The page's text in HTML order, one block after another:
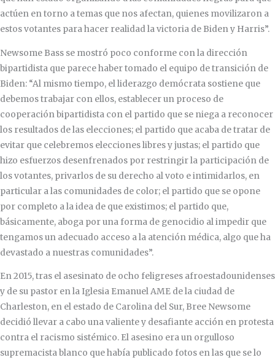
actúen en torno a temas que nos afectan, quienes movilizaron a
estos votantes para hacer realidad la victoria de Biden y Harris”.
Newsome Bass se mostró poco conforme con la dirección
bipartidista que parece haber tomado el equipo de transición de
Biden: “Al mismo tiempo, el liderazgo demócrata sostiene que
debemos trabajar con ellos, establecer un proceso de
cooperación bipartidista con el partido que se niega a reconocer
los resultados de las elecciones; el partido que acaba de tratar de
evitar que celebremos elecciones libres y justas; el partido que
hizo esfuerzos desenfrenados por restringir la participación de
los votantes, privarlos de su derecho al voto e intimidarlos, en
particular a las comunidades de color; el partido que se opone
por completo a la idea de que existimos; el partido que,
básicamente, aboga por una forma de genocidio al impedir que
tengamos un adecuado acceso a la atención médica, algo que ha
devastado a nuestras comunidades”.
En 2015, tras el asesinato de ocho feligreses afroestadounidenses
y de su pastor en la Iglesia EmanuelAME de la ciudad de
Charleston, en el estado de Carolina del Sur, Bree Newsome
decidió llevar a cabo una valiente y desafiante acción en protesta
contra el racismo sistémico. El asesino era un orgulloso
supremacista blanco que había publicado fotos en las que se lo